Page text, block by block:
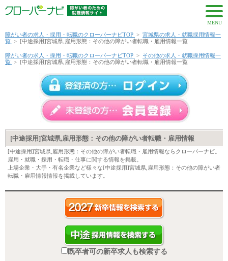
MENU
障がい者の求人・採用・転職のクローバーナビTOP > 宮城県の求人・就職採用情報一
覧 > [中途採用]宮城県,雇用形態：その他の障がい者転職・雇用情報一覧
障がい者の求人・採用・転職のクローバーナビTOP > その他の求人・就職採用情報一
覧 > [中途採用]宮城県,雇用形態：その他の障がい者転職・雇用情報一覧
[中途採用]宮城県,雇用形態：その他の障がい者転職・雇用情報
[中途採用]宮城県,雇用形態：その他の障がい者転職・雇用情報ならクローバーナビ。
雇用・就職・採用・転職・仕事に関する情報を掲載。
上場企業・大手・有名企業など様々な[中途採用]宮城県,雇用形態：その他の障がい者
転職・雇用情報情報を掲載しています。
既卒者可の新卒求人も検索する